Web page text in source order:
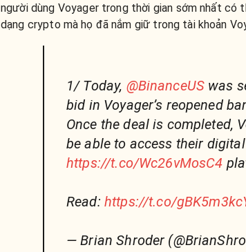
người dùng Voyager trong thời gian sớm nhất
dạng crypto mà họ đã nắm giữ trong tài khoản
1/ Today, @BinanceUS was
bid in Voyager’s reopened
Once the deal is completed,
be able to access their
https://t.co/Wc26vMosC4
Read: https://t.co/
— Brian Shroder